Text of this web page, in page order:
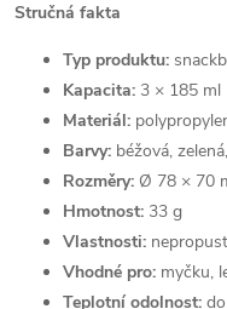
Stručná fakta
Typ produktu:
Kapacita: 3 × 185 ml
Materiál:
Barvy: béžová,
Rozměry: Ø 78 × 70
Hmotnost: 33 g
Vlastnosti:
Vhodné pro: myčku,
Teplotní odolnost: